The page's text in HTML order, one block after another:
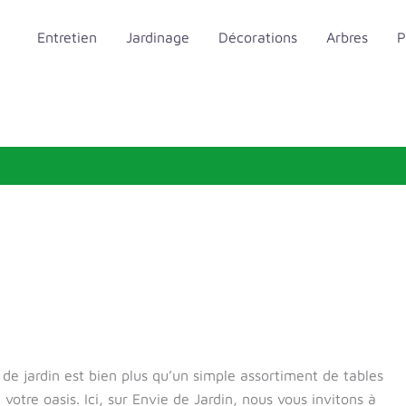
Entretien Jardinage Décorations Arbres
jardin est bien plus qu’un simple assortiment de tables
oasis. Ici, sur Envie de Jardin, nous vous invitons à